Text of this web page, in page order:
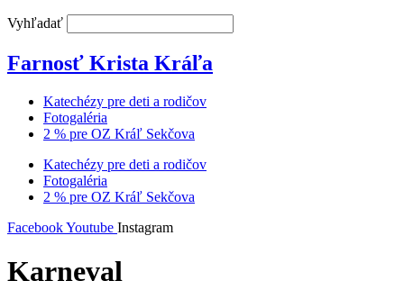
Vyhľadať
Farnosť Krista Kráľa
Katechézy pre deti a rodičov
Fotogaléria
2 % pre OZ Kráľ Sekčova
Katechézy pre deti a rodičov
Fotogaléria
2 % pre OZ Kráľ Sekčova
FacebookYoutube Instagram
Karneval